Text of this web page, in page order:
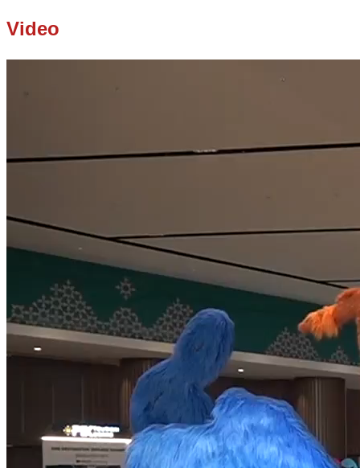
Video